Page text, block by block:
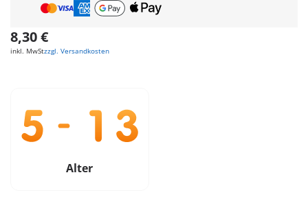
8,30 €
inkl. MwStzzgl. Versandkosten
Alter